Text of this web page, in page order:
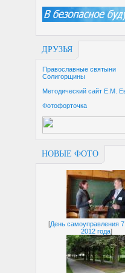
ДРУЗЬЯ
Православные святыни
Солигорщины
Методический сайт Е.М.
Фотофорточка
НОВЫЕ ФОТО
[День самоуправления
2012 года]